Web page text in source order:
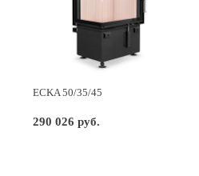
ECKA 50/35/45
290 026 руб.